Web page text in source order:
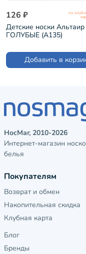
126 ₽ по
Детские носки Альтаир
ГОЛУБЫЕ (А135)
Добавить в
НосМаг, 2010-2026
Интернет-магазин
белья
Покупателям
Возврат и обмен
Накопительная скидка
Клубная карта
Блог
Бренды